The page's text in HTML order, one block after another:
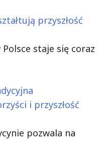
przyszłość
Polsce staje się coraz
i przyszłość
pozwala na